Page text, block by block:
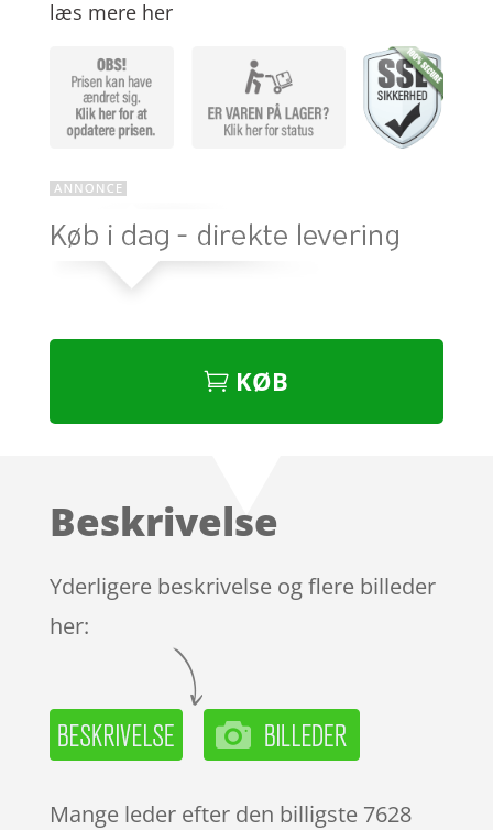
læs mere her
KØB
Beskrivelse
Yderligere beskrivelse og flere billeder
her:
Mange leder efter den billigste 7628